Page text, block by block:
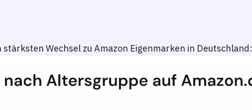
Wechsel zu Amazon Eigenmarken in Deutschland: